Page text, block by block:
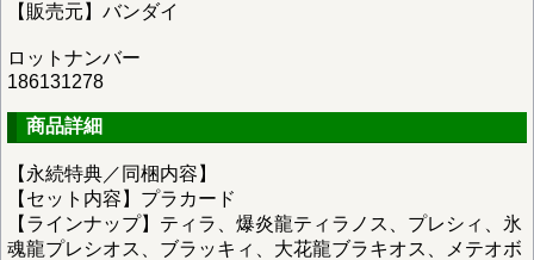
【販売元】バンダイ
ロットナンバー
186131278
商品詳細
【永続特典／同梱内容】
【セット内容】プラカード
【ラインナップ】ティラ、爆炎龍ティラノス、プレシィ、氷
魂龍プレシオス、ブラッキィ、大花龍ブラキオス、メテオボ